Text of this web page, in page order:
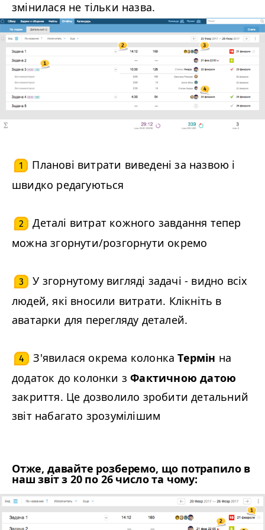
змінилася не тільки назва.
1
Планові витрати виведені за назвою і
швидко редагуються
2
Деталі витрат кожного завдання тепер
можна згорнути/розгорнути окремо
3
У згорнутому вигляді задачі - видно всіх
людей, які вносили витрати. Клікніть в
аватарки для перегляду деталей.
4 З'явилася окрема колонкаТермін на
додаток до колонки зФактичною датою
закриття. Це дозволило зробити детальний
звіт набагато зрозумілішим
Отже, давайте розберемо, що потрапило в
наш звіт з 20 по 26 число та чому: